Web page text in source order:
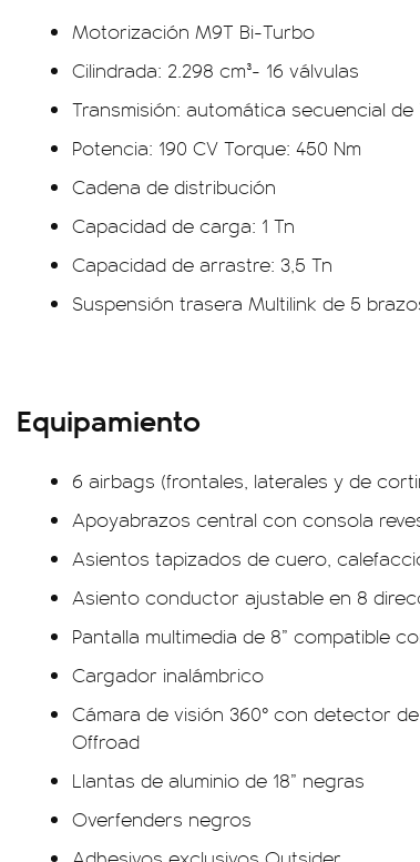
Motorización M9T Bi-Turbo
Cilindrada: 2.298 cm³- 16 válvulas
Transmisión: automática secuencial de
Potencia: 190 CV Torque: 450 Nm
Cadena de distribución
Capacidad de carga: 1 Tn
Capacidad de arrastre: 3,5 Tn
Suspensión trasera Multilink de 5
Equipamiento
6 airbags (frontales, laterales y de
Apoyabrazos central con consola
Asientos tapizados de cuero,
Asiento conductor ajustable en 8
Pantalla multimedia de 8” compatible
Cargador inalámbrico
Cámara de visión 360° con detector
Offroad
Llantas de aluminio de 18” negras
Overfenders negros